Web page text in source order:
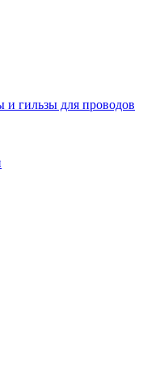
и гильзы для проводов